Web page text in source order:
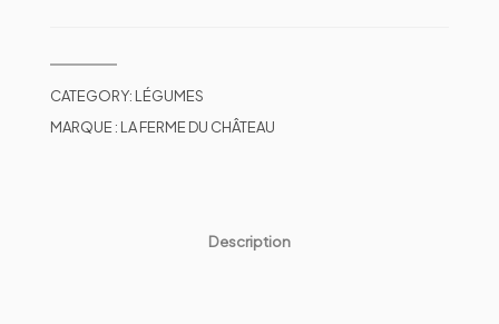
CATEGORY: LÉGUMES
MARQUE : LA FERME DU CHÂTEAU
Description